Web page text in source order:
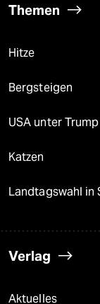
Themen
Hitze
Bergsteigen
USA unter Trump
Katzen
Landtagswahl in
Verlag
Aktuelles